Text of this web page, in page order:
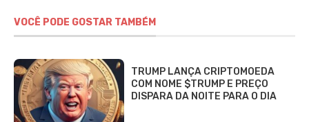
VOCÊ PODE GOSTAR TAMBÉM
TRUMP LANÇA CRIPTOMOEDA
COM NOME $TRUMP E PREÇO
DISPARA DA NOITE PARA O DIA